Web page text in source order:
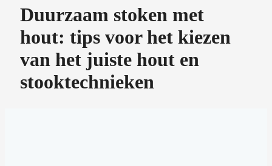
Duurzaam stoken met
hout: tips voor het kiezen
van het juiste hout en
stooktechnieken